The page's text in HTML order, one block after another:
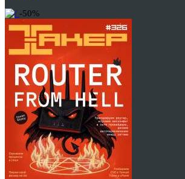
-50%